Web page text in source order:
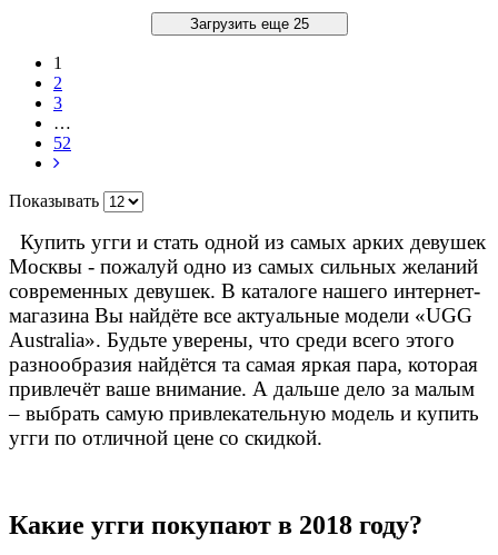
Загрузить еще 25
1
2
3
…
52
Показывать
Купить угги и стать одной из самых арких девушек
Москвы - пожалуй одно из самых сильных желаний
современных девушек. В каталоге нашего интернет-
магазина Вы найдёте все актуальные модели «UGG
Australia». Будьте уверены, что среди всего этого
разнообразия найдётся та самая яркая пара, которая
привлечёт ваше внимание. А дальше дело за малым
– выбрать самую привлекательную модель и купить
угги по отличной цене со скидкой.
Какие угги покупают в 2018 году?